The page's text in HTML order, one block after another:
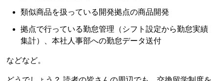
類似商品を扱っている開発拠点の商品開発
拠点で行っている勤怠管理（シフト設定から勤怠実績
集計）、本社人事部への勤怠データ送付
などなど。